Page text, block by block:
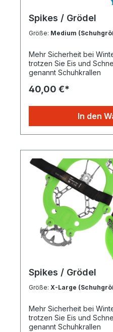
Spikes / Grödel
Größe: Medium
Mehr Sicherheit bei
trotzen Sie Eis und
genannt Schuhkrallen
40,00 €*
In den
Spikes / Grödel
Größe: X-Large
Mehr Sicherheit bei
trotzen Sie Eis und
genannt Schuhkrallen